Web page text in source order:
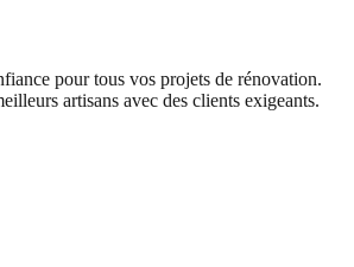
pour tous vos projets de rénovation.
artisans avec des clients exigeants.